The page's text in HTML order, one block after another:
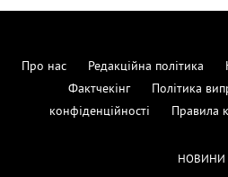
Про нас Редакційна політика
Фактчекінг
Політика
конфіденційності
Правила
НОВИНИ